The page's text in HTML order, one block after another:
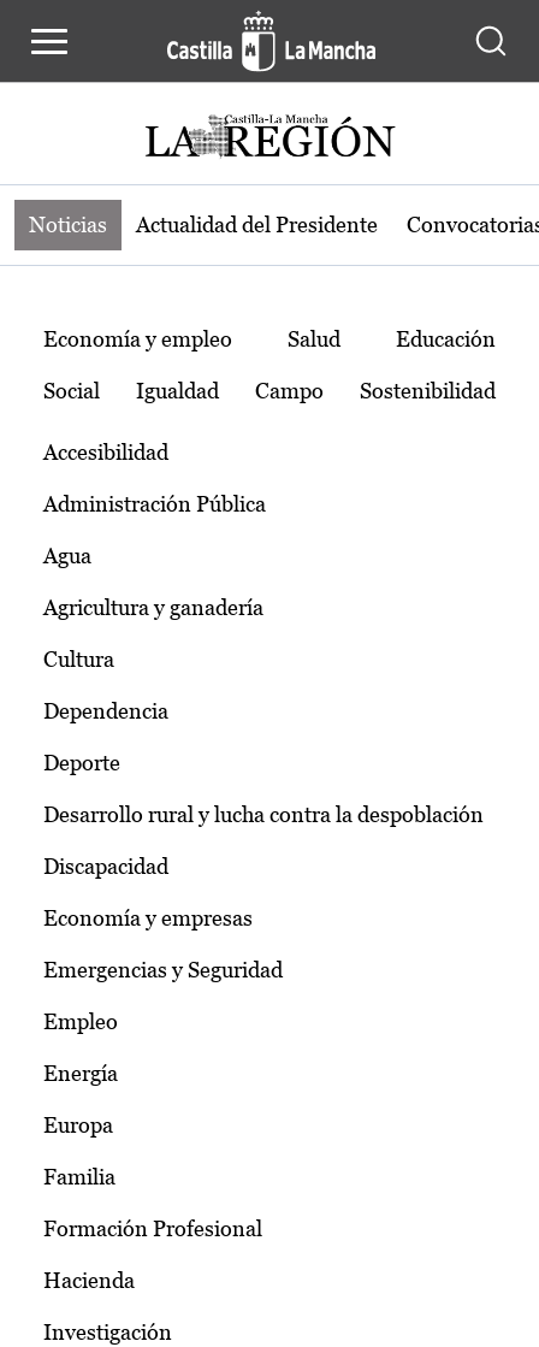
Noticias de la región de Castilla-La
Noticias Actualidad del Presidente
Temas
Economía y empleo Salud Educación
Social Igualdad Campo Sostenibilidad
Accesibilidad
Administración Pública
Agua
Agricultura y ganadería
Cultura
Dependencia
Deporte
Desarrollo rural y lucha contra la despoblación
Discapacidad
Economía y empresas
Emergencias y Seguridad
Empleo
Energía
Europa
Familia
Formación Profesional
Hacienda
Investigación